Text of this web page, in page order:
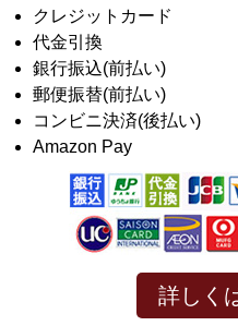
クレジットカード
代金引換
銀行振込(前払い)
郵便振替(前払い)
コンビニ決済(後払い)
Amazon Pay
詳しく